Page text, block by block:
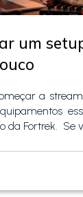
um
a
da Fortrek. Se